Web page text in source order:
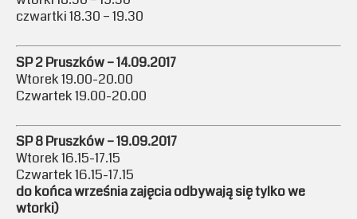
czwartki 18.30 – 19.30
SP 2 Pruszków – 14.09.2017
Wtorek 19.00-20.00
Czwartek 19.00-20.00
SP 8 Pruszków – 19.09.2017
Wtorek 16.15-17.15
Czwartek 16.15-17.15
do końca września zajęcia odbywają się tylko we
wtorki)